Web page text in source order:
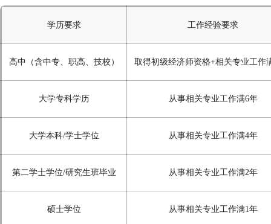
学历要求 工作经验要求
高中（含中专、职高、技校） 取得初级经济师资格+相关专业工作
大学专科学历 从事相关专业工作满6年
大学本科/学士学位 从事相关专业工作满4年
第二学士学位/研究生班毕业 从事相关专业工作满2年
硕士学位 从事相关专业工作满1年